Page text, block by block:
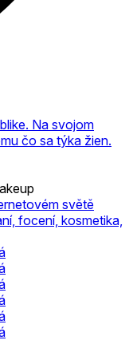
Na svojom
čo sa týka žien.
světě
focení, kosmetika,